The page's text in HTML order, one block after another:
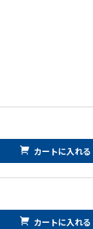
カートに入れる
カートに入れる